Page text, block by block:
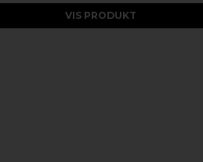
VIS PRODUKT